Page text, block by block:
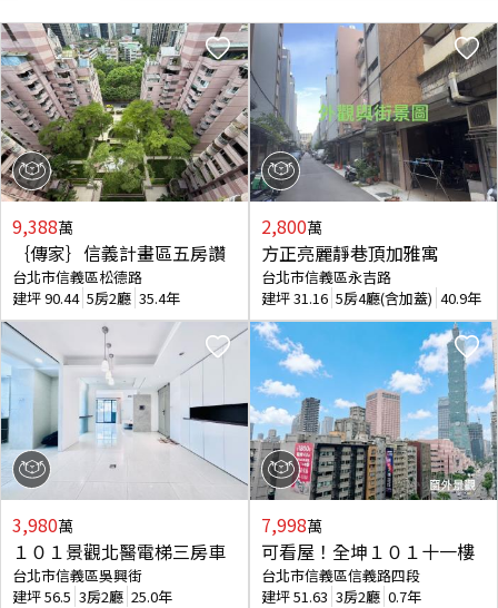
9,388萬
｛傳家｝信義計畫區五房讚
台北市信義區松德路
建坪90.44 5房2廳 35.4年
3,980萬
１０１景觀北醫電梯三房車
台北市信義區吳興街
建坪56.5 3房2廳 25.0年
2,800萬
方正亮麗靜巷頂加雅寓
台北市信義區永吉路
建坪31.16 5房4廳(含加蓋) 40.9年
7,998萬
可看屋！全坤１０１十一樓
台北市信義區信義路四段
建坪51.63 3房2廳 0.7年